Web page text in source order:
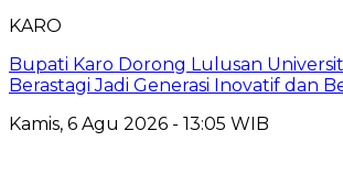
KARO
Bupati Karo Dorong Lulusan
Berastagi Jadi Generasi Inovatif dan
Kamis, 6 Agu 2026 - 13:05 WIB